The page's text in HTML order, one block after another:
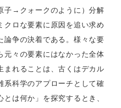
→クォークのように）分解
クロな要素に原因を追い求め
論争の決着である。様々な要
元々の要素にはなかった全体
まれることは、古くはデカル
系科学のアプローチとして確
は何か」を探究するとき、